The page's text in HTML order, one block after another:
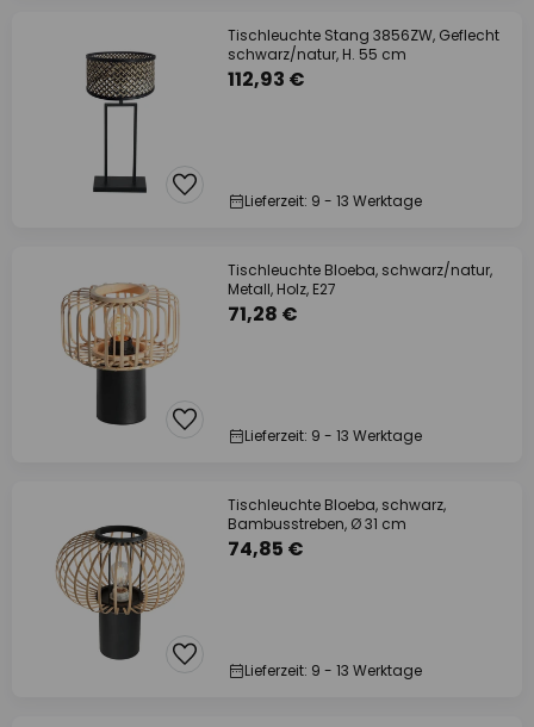
Tischleuchte Stang 3856ZW, Geflecht
schwarz/natur, H. 55 cm
112,93 €
Lieferzeit: 9 - 13 Werktage
Tischleuchte Bloeba, schwarz/natur,
Metall, Holz, E27
71,28 €
Lieferzeit: 9 - 13 Werktage
Tischleuchte Bloeba, schwarz,
Bambusstreben, Ø 31 cm
74,85 €
Lieferzeit: 9 - 13 Werktage